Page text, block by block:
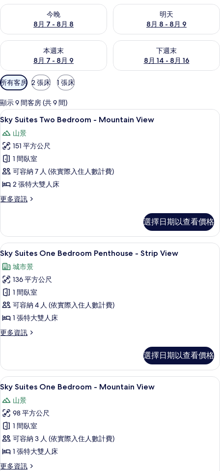
今晚
8月 7 - 8月 8
查看今晚 (8月 7 - 8月 8) 的供應情況
明天
8月 8 - 8月 9
查看明天 (8月 8 - 8月 9) 的供
本週末
8月 7 - 8月 9
查看本週末 (8月 7 - 8月 9) 的供應情況
下週末
8月 14 - 8月 16
查看下週末 (8月 14 - 8月 16)
可
用
的
客
房
篩
選
條
件
所有客房 2 張床 1 張床
顯示 9 間客房 (共 9 間)
顯
Sky
Suites
Two
Bedroom
-
Mountain
所
有
相
片
迷你吧、客房內保險箱、書桌、遮光
8
Sky Suites Two Bedroom - Mountain View
山景
151 平方公尺
1 間臥室
可容納 7 人 (依實際入住人數計費)
2 張特大雙人床
更多資訊
更
Two
Bedroom
-
Mountain
View
的
詳
情
選擇日期以查看價格
顯
示
Sky
Suites
One
Bedroom
Penthouse
-
的
所
有
相
片
迷你吧、客房內保險箱、書桌、遮光
6
Sky Suites One Bedroom Penthouse - Strip View
城市景
136 平方公尺
1 間臥室
可容納 4 人 (依實際入住人數計費)
1 張特大雙人床
更多資訊
更
One
Bedroom
Penthouse
Strip
View
的
詳
情
選擇日期以查看價格
顯
Sky
Suites
One
Bedroom
-
Mountain
迷你吧、客房內保險箱、書桌、遮光
7
Sky Suites One Bedroom - Mountain View
山景
98 平方公尺
1 間臥室
可容納 3 人 (依實際入住人數計費)
1 張特大雙人床
更多資訊
更